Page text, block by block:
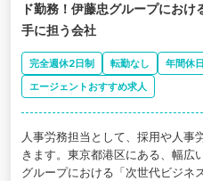
ド勤務！伊藤忠グループにお
⼿に担う会社
完全週休2日制 転勤なし 年間休
エージェントおすすめ求人
人事労務担当として、採用や人事
きます。東京都港区にある、幅広
グループにおける「次世代ビジネ